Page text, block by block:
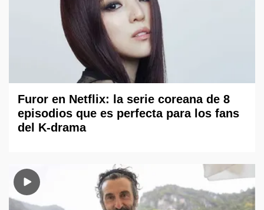
Furor en Netflix: la serie coreana de 8
episodios que es perfecta para los fans
del K-drama